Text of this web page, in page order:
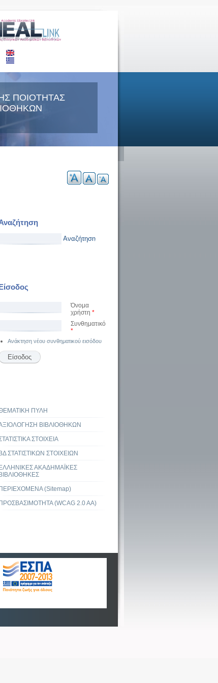
ΠΟΙΟΤΗΤΑΣ
Όνομα
χρήστη *
Συνθηματικό
*
Ανάκτηση νέου συνθηματικού εισόδου
ΠΥΛΗ
ΒΙΒΛΙΟΘΗΚΩΝ
ΣΤΟΙΧΕΙΑ
ΣΤΑΤΙΣΤΙΚΩΝ ΣΤΟΙΧΕΙΩΝ
ΑΚΑΔΗΜΑΪΚΕΣ
(Sitemap)
(WCAG 2.0 AA)